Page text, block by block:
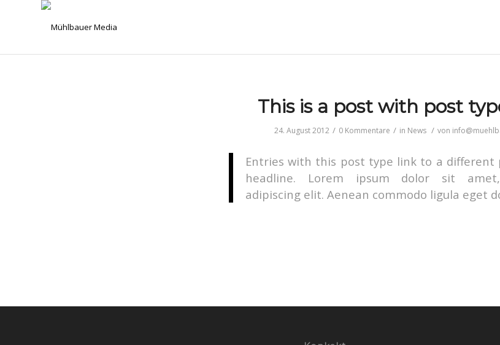
This is a post with post
24. August 2012 / 0 Kommentare / in News / von
Entries with this post type link to a
headline. Lorem ipsum dolor sit amet,
adipiscing elit. Aenean commodo ligula eget